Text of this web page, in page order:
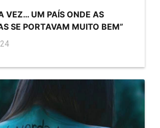
VEZ… UM PAÍS ONDE AS
SE PORTAVAM MUITO BEM”